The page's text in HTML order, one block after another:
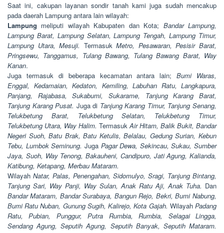
Saat ini, cakupan layanan sondir tanah kami juga sudah mencakup
pada daerah Lampung antara lain wilayah:
Lampung meliputi wilayah Kabupaten dan Kota; Bandar Lampung,
Lampung Barat, Lampung Selatan, Lampung Tengah, Lampung Timur,
Lampung Utara, Mesuji. TermasukMetro, Pesawaran, Pesisir Barat,
Pringsewu, Tanggamus, Tulang Bawang, Tulang Bawang Barat, Way
Kanan.
Juga termasuk di beberapa kecamatan antara lain;Bumi Waras,
Enggal, Kedamaian, Kedaton, Kemiling, Labuhan Ratu, Langkapura,
Panjang, Rajabasa, Sukabumi, Sukarame, Tanjung Karang Barat,
Tanjung Karang Pusat. Juga di Tanjung Karang Timur, Tanjung Senang,
Telukbetung Barat, Telukbetung Selatan, Telukbetung Timur,
Telukbetung Utara, Way Halim. TermasukAir Hitam, Balik Bukit, Bandar
Negeri Suoh, Batu Brak, Batu Ketulis, Belalau, Gedung Surian, Kebun
Tebu, Lumbok Seminung. JugaPagar Dewa, Sekincau, Sukau, Sumber
Jaya, Suoh, Way Tenong, Bakauheni, Candipuro, Jati Agung, Kalianda,
Katibung, Ketapang, Merbau Mataram.
Wilayah Natar, Palas, Penengahan, Sidomulyo, Sragi, Tanjung Bintang,
Tanjung Sari, Way Panji, Way Sulan, Anak Ratu Aji, Anak Tuha. Dan
Bandar Mataram, Bandar Surabaya, Bangun Rejo, Bekri, Bumi Nabung,
Bumi Ratu Nuban, Gunung Sugih, Kalirejo, Kota Gajah. WilayahPadang
Ratu, Pubian, Punggur, Putra Rumbia, Rumbia, Selagai Lingga,
Sendang Agung, Seputih Agung, Seputih Banyak, Seputih Mataram.